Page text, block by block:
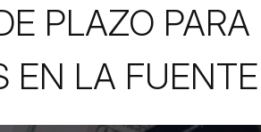
PLAZO
EN LA FUENTE